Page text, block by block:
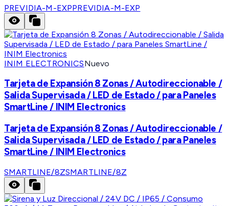
PREVIDIA-M-EXPPREVIDIA-M-EXP
INIM ELECTRONICSNuevo
Tarjeta de Expansión 8 Zonas / Autodireccionable /
Salida Supervisada / LED de Estado / para Paneles
SmartLine / INIM Electronics
Tarjeta de Expansión 8 Zonas / Autodireccionable /
Salida Supervisada / LED de Estado / para Paneles
SmartLine / INIM Electronics
SMARTLINE/8ZSMARTLINE/8Z